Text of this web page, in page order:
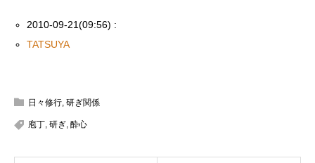
2010-09-21(09:56) :
TATSUYA
日々修行, 研ぎ関係
庖丁, 研ぎ, 酔心